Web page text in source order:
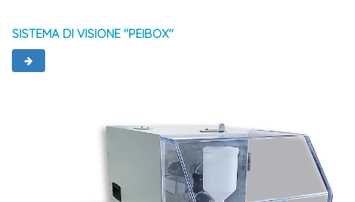
SISTEMA DI VISIONE ''PEIBOX''